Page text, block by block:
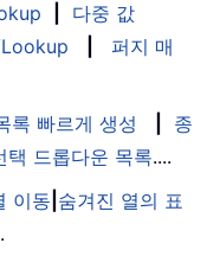
다중 값
퍼지 매
록 빠르게 생성
종
택 드롭다운 목록....
이동 숨겨진 열의 표